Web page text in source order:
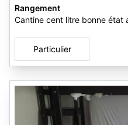
Rangement
Cantine cent litre bonne état
Particulier